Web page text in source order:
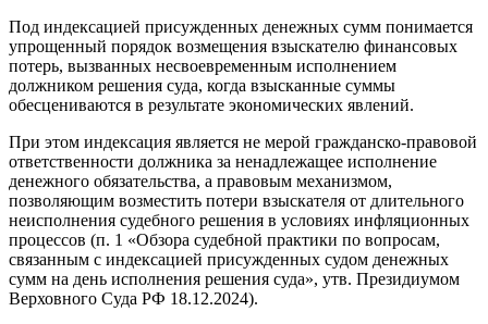
Под индексацией присужденных денежных сумм понимается
упрощенный порядок возмещения взыскателю финансовых
потерь, вызванных несвоевременным исполнением
должником решения суда, когда взысканные суммы
обесцениваются в результате экономических явлений.
При этом индексация является не мерой гражданско-правовой
ответственности должника за ненадлежащее исполнение
денежного обязательства, а правовым механизмом,
позволяющим возместить потери взыскателя от длительного
неисполнения судебного решения в условиях инфляционных
процессов (п. 1 «Обзора судебной практики по вопросам,
связанным с индексацией присужденных судом денежных
сумм на день исполнения решения суда», утв. Президиумом
Верховного Суда РФ 18.12.2024).